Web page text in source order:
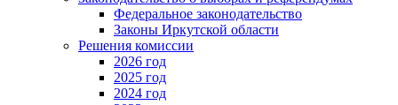
Федеральное законодательство
Законы Иркутской области
Решения комиссии
2026 год
2025 год
2024 год